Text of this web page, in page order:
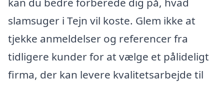
slamsuger i Tejn vil koste. Glem ikke at
tjekke anmeldelser og referencer fra
tidligere kunder for at vælge et pålideligt
firma, der kan levere kvalitetsarbejde til